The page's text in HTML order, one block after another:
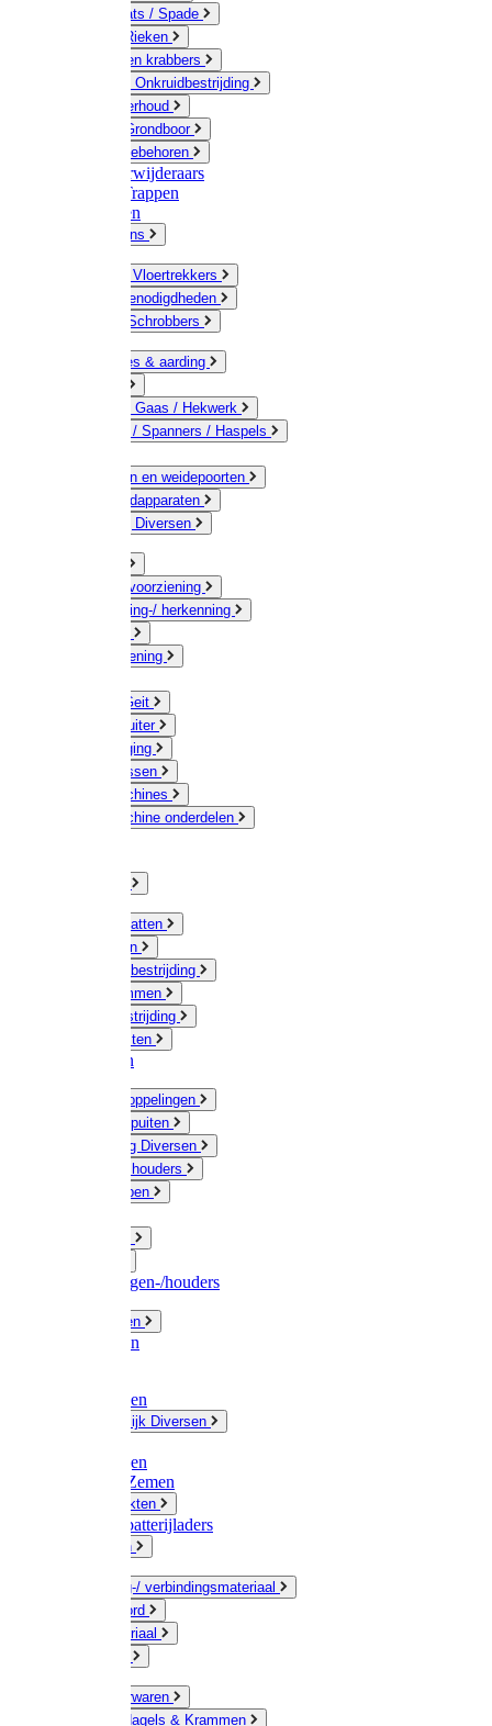
Schop / Bats / Spade
Vorken & Rieken
Cultivator en krabbers
Schoffels / Onkruidbestrijding
Gazononderhoud
Hamers / Grondboor
Sledes / toebehoren
Onkruidverwijderaars
Ladders / Trappen
Werkbanken
Betonmolens
Bezems & Vloertrekkers
Schildersbenodigdheden
Borstels / Schrobbers
Accessoires & aarding
Geleiders / Gaas / Hekwerk
Verbinders / Spanners / Haspels
Doorgangen en weidepoorten
Schrikdraadapparaten
Afrastering Diversen
Drinkwatervoorziening
Veemarkering-/ herkenning
Voervoorziening
Schaap / Geit
Paard & Ruiter
Veeverzorging
Scheermessen
Scheermachines
Scheermachine onderdelen
Muizen / Ratten
Drukspuiten
Ongediertebestrijding
Mollenklemmen
Onkruidbestrijding
Vliegenkasten
Meststoffen
Messing koppelingen
Gieters / Spuiten
Besproeiing Diversen
Slangen & houders
Waterpompen
Slangenwagen-/houders
Olie / Vetten
Chemicalien
Plasticzakken
Huishoudelijk Diversen
Zaksluitingen
Sponzen / Zemen
Zeepprodukten
Batterij & batterijladers
Zaklampen
Verpakking-/ verbindingsmateriaal
Touw / Koord
Afdekmateriaal
Kleine ijzerwaren
Spijkers, Nagels & Krammen